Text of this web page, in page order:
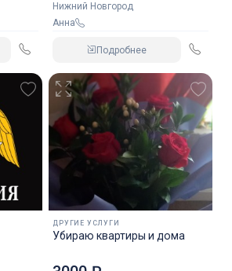
Нижний Новгород
Анна
Подробнее
ДРУГИЕ УСЛУГИ
Убираю квартиры и дома